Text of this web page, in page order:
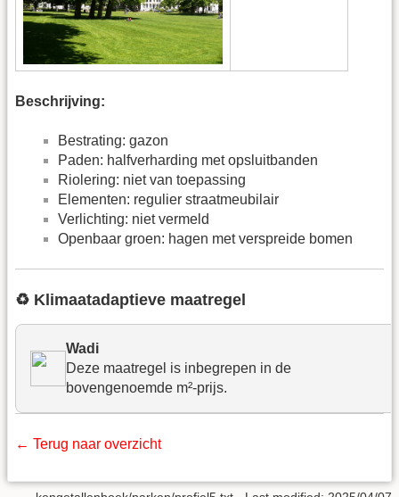
Beschrijving:
Bestrating: gazon
Paden: halfverharding met opsluitbanden
Riolering: niet van toepassing
Elementen: regulier straatmeubilair
Verlichting: niet vermeld
Openbaar groen: hagen met verspreide bomen
♻️ Klimaatadaptieve maatregel
Wadi
Deze maatregel is inbegrepen in de
bovengenoemde m²-prijs.
← Terug naar overzicht